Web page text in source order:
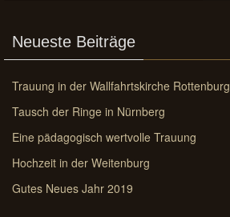
Neueste Beiträge
Trauung in der Wallfahrtskirche Rottenburg
Tausch der Ringe in Nürnberg
Eine pädagogisch wertvolle Trauung
Hochzeit in der Weitenburg
Gutes Neues Jahr 2019